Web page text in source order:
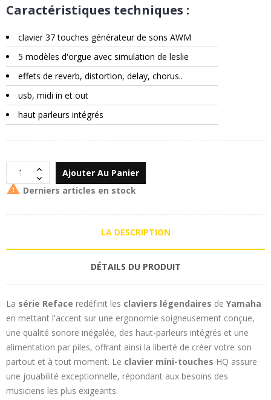
Caractéristiques techniques :
clavier 37 touches générateur de sons AWM
5 modèles d'orgue avec simulation de leslie
effets de reverb, distortion, delay, chorus..
usb, midi in et out
haut parleurs intégrés
Ajouter Au Panier
 Derniers articles en stock
LA DESCRIPTION
DÉTAILS DU PRODUIT
La série Reface redéfinit les claviers légendaires de Yamaha
en mettant l'accent sur une ergonomie soigneusement conçue,
une qualité sonore inégalée, des haut-parleurs intégrés et une
alimentation par piles, offrant ainsi la liberté de créer votre son
partout et à tout moment. Le clavier mini-touches HQ assure
une jouabilité exceptionnelle, répondant aux besoins des
musiciens les plus exigeants.